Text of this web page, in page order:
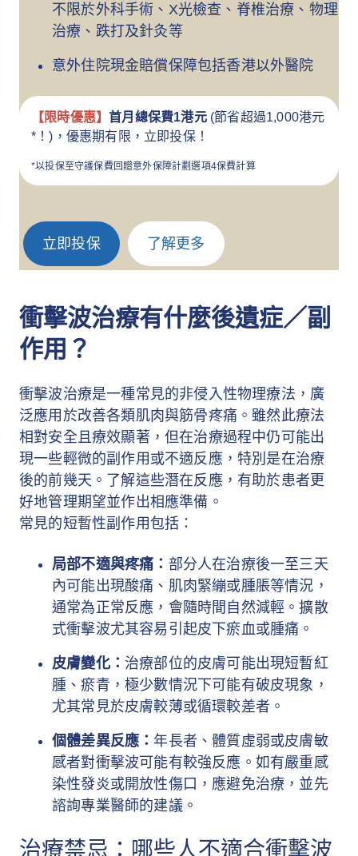
不限於外科手術、X光檢查、脊椎治療、物理
治療、跌打及針灸等
意外住院現金賠償保障包括香港以外醫院
【限時優惠】首月總保費1港元(節省超過1,000港元
*！)，優惠期有限，立即投保！
*以投保至守護保費回贈意外保障計劃選項4保費計算
立即投保 了解更多
衝擊波治療有什麼後遺症／副
作用？
衝擊波治療是一種常見的非侵入性物理療法，廣
泛應用於改善各類肌肉與筋骨疼痛。雖然此療法
相對安全且療效顯著，但在治療過程中仍可能出
現一些輕微的副作用或不適反應，特別是在治療
後的前幾天。了解這些潛在反應，有助於患者更
好地管理期望並作出相應準備。
常見的短暫性副作用包括：
局部不適與疼痛： 部分人在治療後一至三天
內可能出現酸痛、肌肉緊繃或腫脹等情況，
通常為正常反應，會隨時間自然減輕。擴散
式衝擊波尤其容易引起皮下瘀血或腫痛。
皮膚變化： 治療部位的皮膚可能出現短暫紅
腫、瘀青，極少數情況下可能有破皮現象，
尤其常見於皮膚較薄或循環較差者。
個體差異反應：年長者、體質虛弱或皮膚敏
感者對衝擊波可能有較強反應。如有嚴重感
染性發炎或開放性傷口，應避免治療，並先
諮詢專業醫師的建議。
治療禁忌：哪些人不適合衝擊波